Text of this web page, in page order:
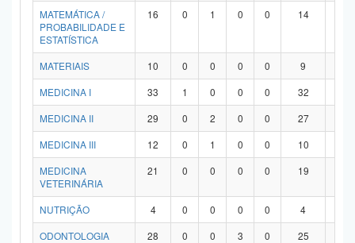
MATEMÁTICA /
PROBABILIDADE E
ESTATÍSTICA
16 0 1 0 0 14
MATERIAIS 10 0 0 0 0 9
MEDICINA I
33 1 0 0 0 32
MEDICINA II
29 0 2 0 0 27
MEDICINA III
12 0 1 0 0 10
MEDICINA
VETERINÁRIA
21 0 0 0 0 19
NUTRIÇÃO 4 0 0 0 0 4
ODONTOLOGIA
28 0 0 3 0 25